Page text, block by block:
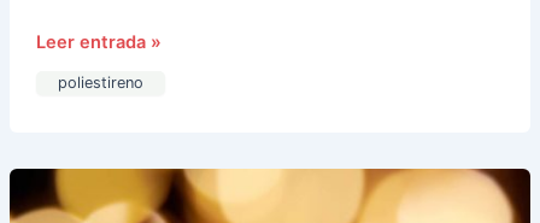
Leer entrada »
poliestireno
Navidad